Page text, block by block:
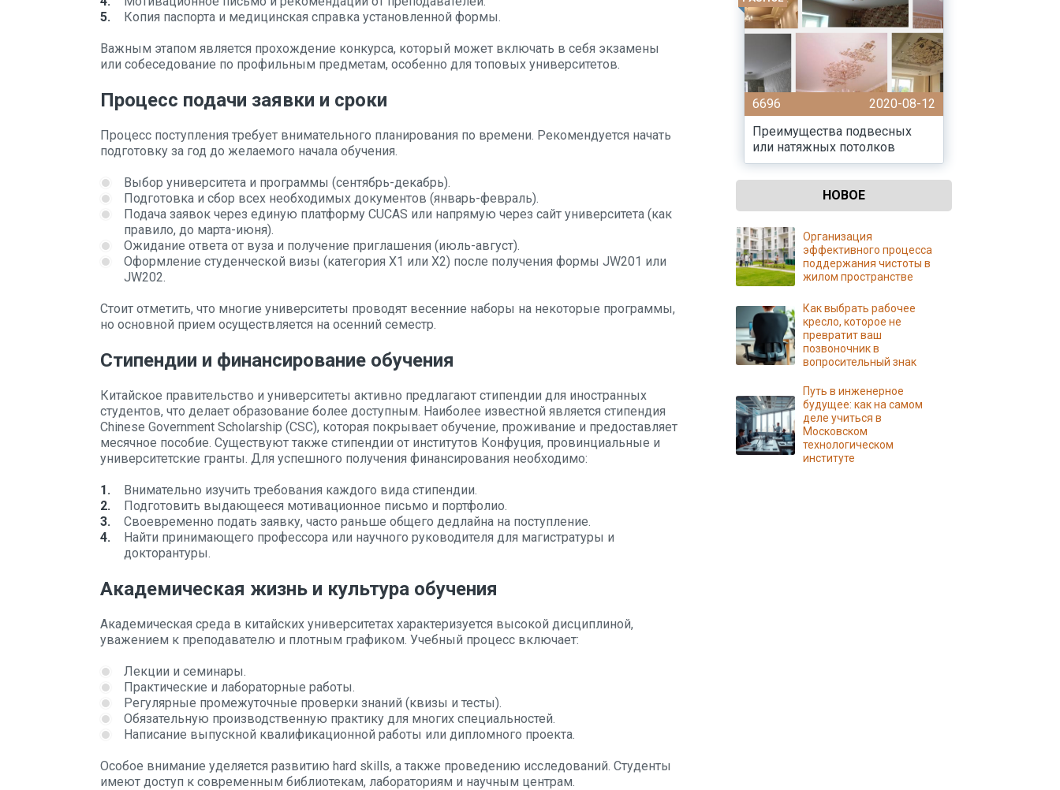
Копия паспорта и медицинская справка установленной формы.
Важным этапом является прохождение конкурса, который может включать в себя экзамены
или собеседование по профильным предметам, особенно для топовых университетов.
Процесс подачи заявки и сроки
Процесс поступления требует внимательного планирования по времени. Рекомендуется начать
подготовку за год до желаемого начала обучения.
Выбор университета и программы (сентябрь-декабрь).
Подготовка и сбор всех необходимых документов (январь-февраль).
Подача заявок через единую платформу CUCAS или напрямую через сайт университета (как
правило, до марта-июня).
Ожидание ответа от вуза и получение приглашения (июль-август).
Оформление студенческой визы (категория X1 или X2) после получения формы JW201 или
JW202.
Стоит отметить, что многие университеты проводят весенние наборы на некоторые программы,
но основной прием осуществляется на осенний семестр.
Стипендии и финансирование обучения
Китайское правительство и университеты активно предлагают стипендии для иностранных
студентов, что делает образование более доступным. Наиболее известной является стипендия
Chinese Government Scholarship (CSC), которая покрывает обучение, проживание и предоставляет
месячное пособие. Существуют также стипендии от институтов Конфуция, провинциальные и
университетские гранты. Для успешного получения финансирования необходимо:
Внимательно изучить требования каждого вида стипендии.
Подготовить выдающееся мотивационное письмо и портфолио.
Своевременно подать заявку, часто раньше общего дедлайна на поступление.
Найти принимающего профессора или научного руководителя для магистратуры и
докторантуры.
Академическая жизнь и культура обучения
Академическая среда в китайских университетах характеризуется высокой дисциплиной,
уважением к преподавателю и плотным графиком. Учебный процесс включает:
Лекции и семинары.
Практические и лабораторные работы.
Регулярные промежуточные проверки знаний (квизы и тесты).
Обязательную производственную практику для многих специальностей.
Написание выпускной квалификационной работы или дипломного проекта.
Особое внимание уделяется развитию hard skills, а также проведению исследований. Студенты
имеют доступ к современным библиотекам, лабораториям и научным центрам.
6696
2020-08-12
Преимущества подвесных
или натяжных потолков
НОВОЕ
Организация
эффективного процесса
поддержания чистоты в
жилом пространстве
Как выбрать рабочее
кресло, которое не
превратит ваш
позвоночник в
вопросительный знак
Путь в инженерное
будущее: как на самом
деле учиться в
Московском
технологическом
институте